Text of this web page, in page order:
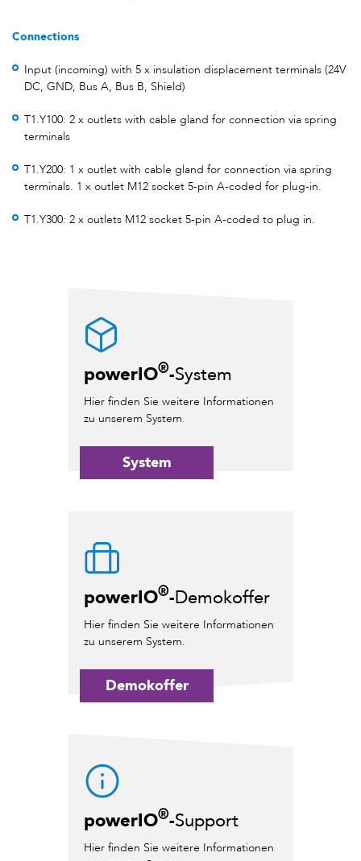
Connections
Input (incoming) with 5 x insulation displacement terminals (24V
DC, GND, Bus A, Bus B, Shield)
T1.Y100: 2 x outlets with cable gland for connection via spring
terminals
T1.Y200: 1 x outlet with cable gland for connection via spring
terminals. 1 x outlet M12 socket 5-pin A-coded for plug-in.
T1.Y300: 2 x outlets M12 socket 5-pin A-coded to plug in.
powerIO®-System
Hier finden Sie weitere Informationen
zu unserem System.
System
powerIO®-Demokoffer
Hier finden Sie weitere Informationen
zu unserem System.
Demokoffer
powerIO®-Support
Hier finden Sie weitere Informationen